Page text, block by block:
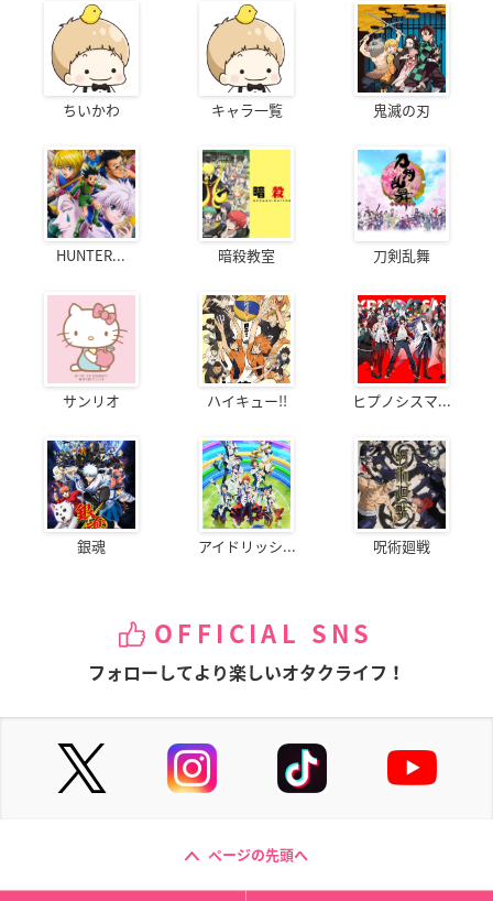
ちいかわ キャラ一覧 鬼滅の刃
HUNTER... 暗殺教室 刀剣乱舞
サンリオ ハイキュー!! ヒプノシスマ...
銀魂 アイドリッシ... 呪術廻戦
OFFICIAL SNS
フォローしてより楽しいオタクライフ！
ページの先頭へ